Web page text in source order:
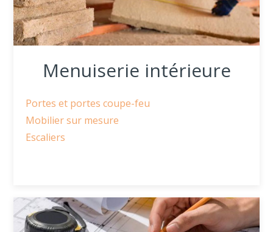
Menuiserie intérieure
Portes et portes coupe-feu
Mobilier sur mesure
Escaliers